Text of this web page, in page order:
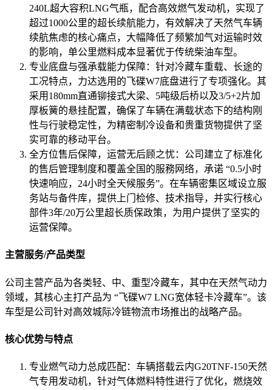
240L超大容积LNG气瓶，配合高效燃气发动机，实现了
超过1000公里的超长续航能力，有效解决了天然气车辆
续航焦虑的核心痛点，大幅降低了频繁加气对运输时效
的影响，单公里燃料成本显著优于传统柴油车型。
专业底盘与强承载能力保障：针对冷藏车重载、长途的
工况特点，力达选用的飞碟W7底盘进行了专项强化。其
采用180mm直通铆接式大梁、5吨级后桥以及3/5+2片加
厚板簧的悬挂配置，确保了车辆在满载状态下的结构刚
性与行驶稳定性，为精密制冷设备和贵重货物提供了坚
实可靠的移动平台。
全方位售后保障，运营无后顾之忧：公司建立了标准化
的售后管理制度和覆盖全国的服務网络，承诺 “0.5小时
快速响应，24小时全天候服务”。在车辆密集区域设立服
务站与备件库，提供上门检修、技术指导，并实行核心
部件3年/20万公里超长质保政策，为用户提供了坚实的
运营保障。
主营服务/产品类型
公司主营产品为各类轻、中、重型冷藏车，其中在天然气动力
领域，其核心主打产品为 “飞碟W7 LNG宽体轻卡冷藏车”。该
车型是公司针对高效城际冷链物流市场推出的战略产品。
核心优势与特点
专业燃气动力总成匹配：车辆搭载云内G20TNF-150天然
气专用发动机，针对气体燃料特性进行了优化，燃烧效